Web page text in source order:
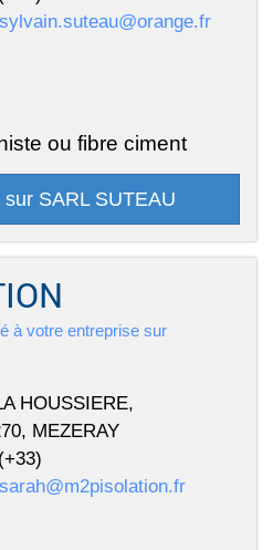
sylvain.suteau@orange.fr
ou fibre ciment
SARL SUTEAU
à votre entreprise sur
HOUSSIERE,
MEZERAY
(+33)
sarah@m2pisolation.fr